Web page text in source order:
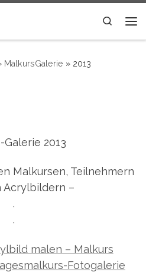
Search
MalkursGalerie » 2013
Galerie 2013
Malkursen, Teilnehmern
Acrylbildern –
.
.
malen – Malkurs
Fotogalerie